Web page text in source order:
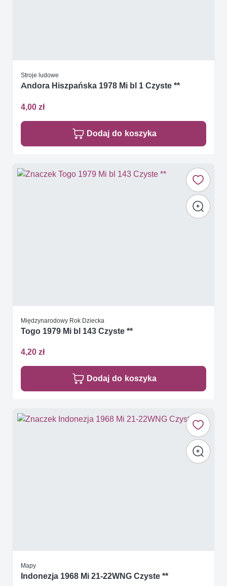
Stroje ludowe
Andora Hiszpańska 1978 Mi bl 1 Czyste **
4,00 zł
Dodaj do koszyka
Międzynarodowy Rok Dziecka
Togo 1979 Mi bl 143 Czyste **
4,20 zł
Dodaj do koszyka
Mapy
Indonezja 1968 Mi 21-22WNG Czyste **